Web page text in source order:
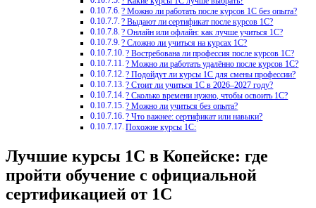
? Можно ли работать после курсов 1С без опыта?
? Выдают ли сертификат после курсов 1С?
? Онлайн или офлайн: как лучше учиться 1С?
? Сложно ли учиться на курсах 1С?
? Востребована ли профессия после курсов 1С?
? Можно ли работать удалённо после курсов 1С?
? Подойдут ли курсы 1С для смены профессии?
? Стоит ли учиться 1С в 2026–2027 году?
? Сколько времени нужно, чтобы освоить 1С?
? Можно ли учиться без опыта?
? Что важнее: сертификат или навыки?
Похожие курсы 1С:
Лучшие курсы 1С в Копейске: где
пройти обучение с официальной
сертификацией от 1С